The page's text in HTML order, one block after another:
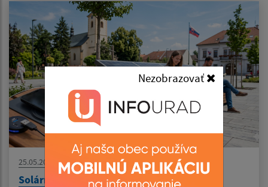
Nezobrazovať
25.05.2026
Solárne lavičky nabijú telefóny